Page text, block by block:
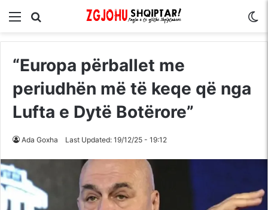
Menu
“Europa përballet me
periudhën më të keqe që nga
Lufta e Dytë Botërore”
Ada Goxha Last Updated: 19/12/25 - 19:12